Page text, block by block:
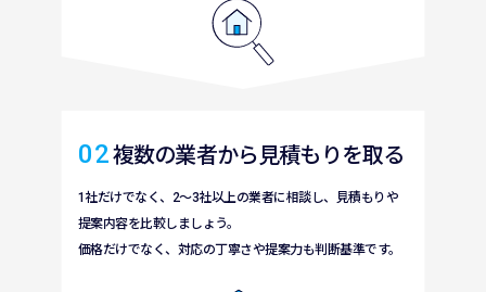
1社だけでなく、2～3社以上の業者に相談し、 見積もりや
提案内容を比較しましょう。
価格だけでなく、対応の丁寧さや提案力も判断基準です。
02複数の業者から見積もりを取る